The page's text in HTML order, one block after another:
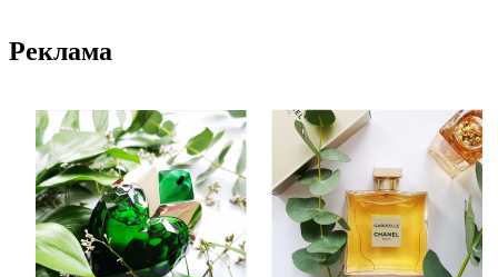
Реклама